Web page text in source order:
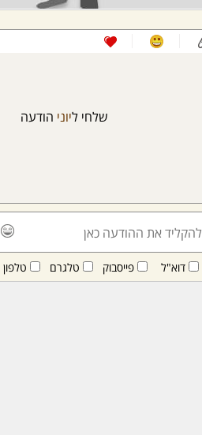
שלחי ליוני הודעה
דוא"ל פייסבוק טלגרם טלפון